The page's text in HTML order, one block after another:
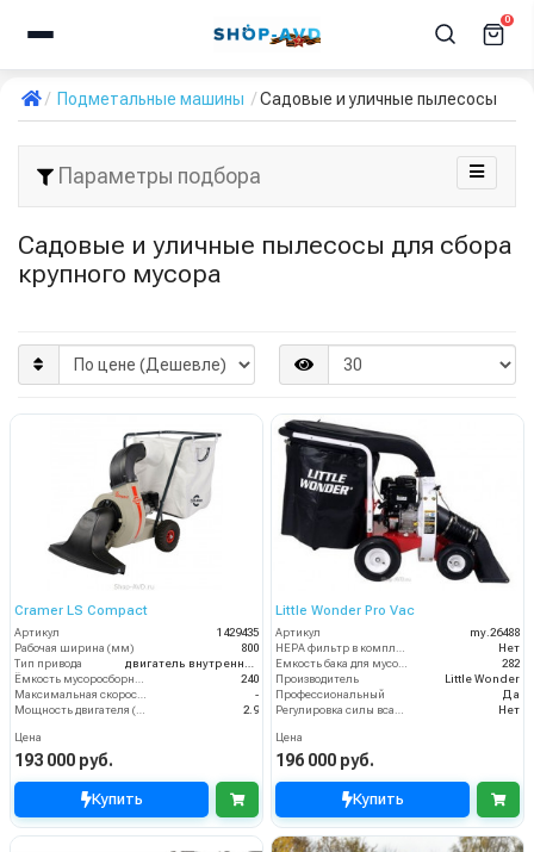
0
Подметальные машины Садовые и уличные пылесосы
Параметры подбора
Садовые и уличные пылесосы для сбора
крупного мусора
Cramer LS Compact
Артикул
1429435
Рабочая ширина (мм)
800
Тип привода
240
-
2.9
Цена
193 000 руб.
Купить
Little Wonder Pro Vac
Артикул
my.26488
Нет
282
Производитель
Little Wonder
Профессиональный
Да
Нет
Цена
196 000 руб.
Купить